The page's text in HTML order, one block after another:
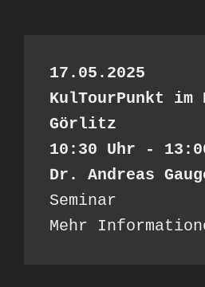
17.05.2025
KulTourPunkt im
Görlitz
10:30 Uhr -
Dr. Andreas
Seminar
Mehr